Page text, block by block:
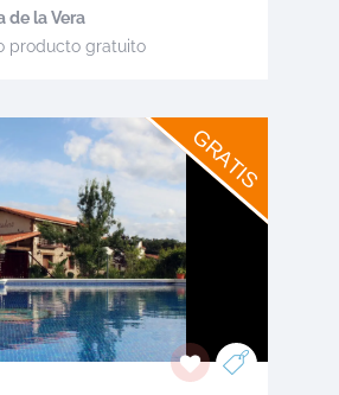
de la Vera
producto gratuito
GRATIS